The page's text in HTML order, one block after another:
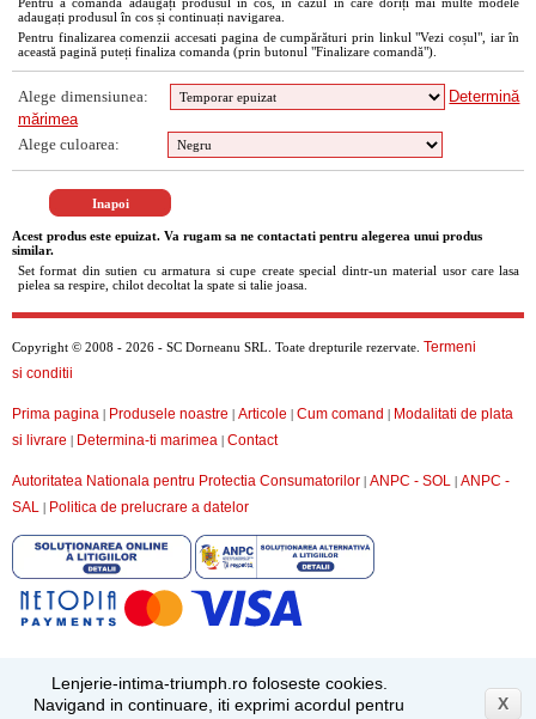
adaugați produsul în cos și continuați navigarea.
Pentru finalizarea comenzii accesati pagina de cumpărături prin linkul "Vezi coșul", iar în
această pagină puteți finaliza comanda (prin butonul "Finalizare comandă").
Alege dimensiunea:
Determină
mărimea
Alege culoarea:
Acest produs este epuizat. Va rugam sa ne contactati pentru alegerea unui produs
similar.
Set format din sutien cu armatura si cupe create special dintr-un material usor care lasa
pielea sa respire, chilot decoltat la spate si talie joasa.
Copyright © 2008 - 2026 - SC Dorneanu SRL. Toate drepturile rezervate. Termeni
si conditii
Prima pagina | Produsele noastre | Articole | Cum comand | Modalitati de plata
si livrare | Determina-ti marimea | Contact
Autoritatea Nationala pentru Protectia Consumatorilor | ANPC - SOL | ANPC -
SAL | Politica de prelucrare a datelor
Lenjerie-intima-triumph.ro foloseste cookies.
Navigand in continuare, iti exprimi acordul pentru
X